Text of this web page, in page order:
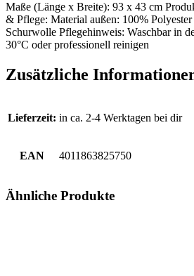
Maße (Länge x Breite): 93 x 43 cm
& Pflege: Material außen: 100%
Schurwolle Pflegehinweis: Waschbar in
30°C oder professionell reinigen
Zusätzliche
Lieferzeit: in ca. 2-4 Werktagen bei dir
EAN 4011863825750
Ähnliche Produkte